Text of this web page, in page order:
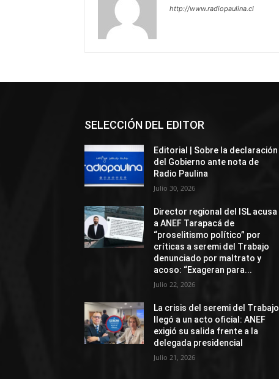
http://www.radiopaulina.cl
SELECCIÓN DEL EDITOR
Editorial | Sobre la declaración
del Gobierno ante nota de
Radio Paulina
Julio 30, 2026
Director regional del ISL acusa
a ANEF Tarapacá de
“proselitismo político” por
críticas a seremi del Trabajo
denunciado por maltrato y
acoso: “Exageran para...
Julio 22, 2026
La crisis del seremi del Trabajo
llegó a un acto oficial: ANEF
exigió su salida frente a la
delegada presidencial
Julio 21, 2026